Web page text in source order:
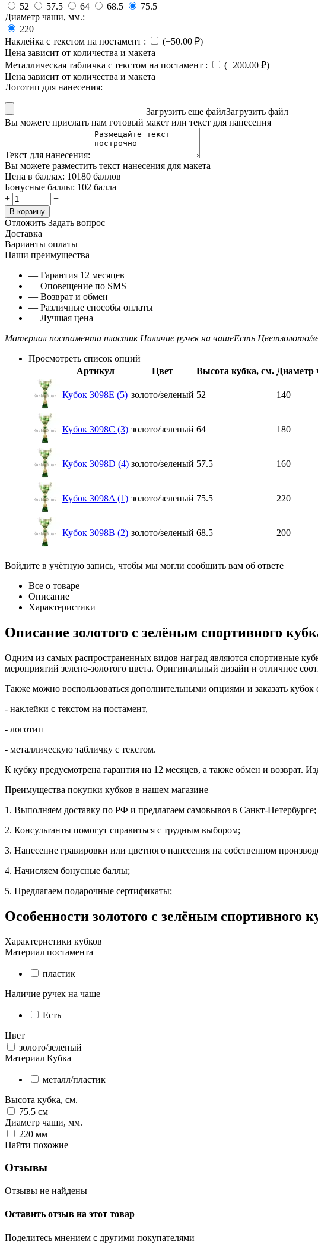
52
57.5 64 68.5
75.5
Диаметр чаши, мм.:
220
Наклейка с текстом на постамент : (+50.00 ₽)
Цена зависит от количества и макета
Металлическая табличка с текстом на постамент : (+200.00 ₽)
Цена зависит от количества и макета
Логотип для нанесения:
Загрузить еще файлЗагрузить файл
Вы можете прислать нам готовый макет или текст для нанесения
Текст для нанесения:
Вы можете разместить текст нанесения для макета
Цена в баллах: 10180 баллов
Бонусные баллы: 102 балла
+
−
В корзину
Отложить Задать вопрос
Доставка
Варианты оплаты
Наши преимущества
— Гарантия 12 месяцев
— Оповещение по SMS
— Возврат и обмен
— Различные способы оплаты
— Лучшая цена
Материал постамента пластик Наличие ручек на чашеЕсть Цветзолото/
Просмотреть список опций
Артикул
Цвет Высота кубка, см.
Кубок 3098E (5) золото/зеленый 52 140
Кубок 3098C (3) золото/зеленый 64 180
Кубок 3098D (4) золото/зеленый 57.5 160
Кубок 3098A (1) золото/зеленый 75.5 220
Кубок 3098B (2) золото/зеленый 68.5 200
Войдите в учётную запись, чтобы мы могли сообщить вам об ответе
Все о товаре
Описание
Характеристики
Описание золотого с зелёным спортивного
Одним из самых распространенных видов наград являются спортивные
мероприятий зелено-золотого цвета. Оригинальный дизайн и отличное
Также можно воспользоваться дополнительными опциями и заказать кубок
- наклейки с текстом на постамент,
- логотип
- металлическую табличку с текстом.
К кубку предусмотрена гарантия на 12 месяцев, а также обмен и возврат.
Преимущества покупки кубков в нашем магазине
1. Выполняем доставку по РФ и предлагаем самовывоз в Санкт-Петербурге;
2. Консультанты помогут справиться с трудным выбором;
3. Нанесение гравировки или цветного нанесения на собственном
4. Начисляем бонусные баллы;
5. Предлагаем подарочные сертификаты;
Особенности золотого с зелёным спортивного
Характеристики кубков
Материал постамента
пластик
Наличие ручек на чаше
Есть
Цвет
золото/зеленый
Материал Кубка
металл/пластик
Высота кубка, см.
75.5 см
Диаметр чаши, мм.
220 мм
Найти похожие
Отзывы
Отзывы не найдены
Оставить отзыв на этот товар
Поделитесь мнением с другими покупателями